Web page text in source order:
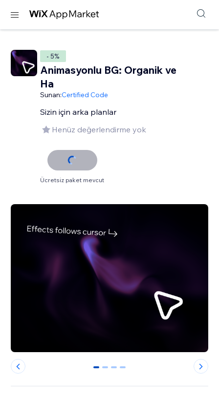
- 5%
Animasyonlu BG: Organik ve
Ha
Sunan:Certified Code
Sizin için arka planlar
Henüz değerlendirme yok
Ücretsiz paket mevcut
0 1 2 3